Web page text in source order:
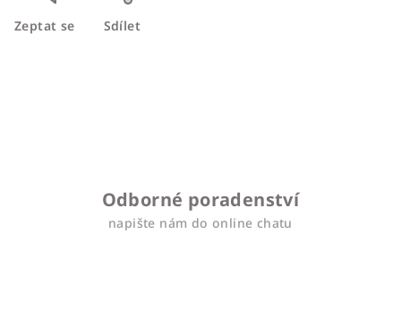
Zeptat se Sdílet
Odborné poradenství
napište nám do online chatu